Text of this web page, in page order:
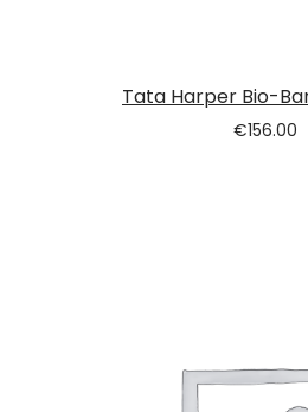
Tata Harper Bio-
€156.00